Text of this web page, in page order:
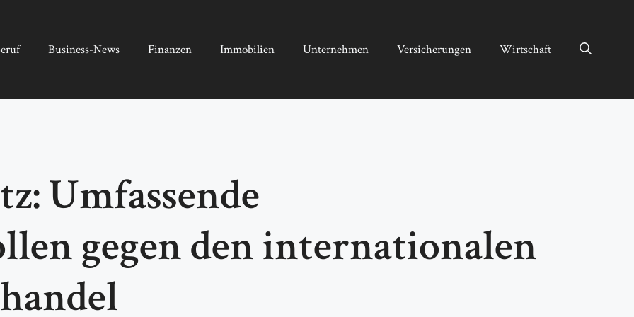
Business-News Finanzen Immobilien Unternehmen Versicherungen Wirtschaft
Umfassende
gegen den internationalen